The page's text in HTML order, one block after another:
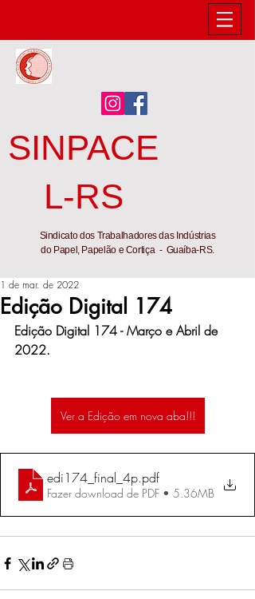
SINPACE
L-RS
Sindicato dos Trabalhadores das Indústrias
do Papel, Papelão e Cortiça - Guaíba-RS.
Edição Digital 174
1 de mar. de 2022
Edição Digital 174 - Março e Abril de
2022.
Ver a Edição em nova aba!!!
edi174_final_4p.pdf
Fazer download de PDF • 5.36MB